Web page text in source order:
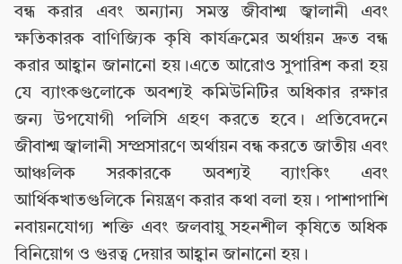
বন্ধ করার এবং অন্যান্য সমস্ত জীবাশ্ম জ্বালানী এবং
ক্ষতিকারক বাণিজ্যিক কৃষি কার্যক্রমের অর্থায়ন দ্রুত বন্ধ
করার আহ্বান জানানো হয়।এতে আরোও সুপারিশ করা হয়
যে ব্যাংকগুলোকে অবশ্যই কমিউনিটির অধিকার রক্ষার
জন্য উপযোগী পলিসি গ্রহণ করতে হবে। প্রতিবেদনে
জীবাশ্ম জ্বালানী সম্প্রসারণে অর্থায়ন বন্ধ করতে জাতীয় এবং
আঞ্চলিক সরকারকে অবশ্যই ব্যাংকিং এবং
আর্থিকখাতগুলিকে নিয়ন্ত্রণ করার কথা বলা হয়। পাশাপাশি
নবায়নযোগ্য শক্তি এবং জলবায়ু সহনশীল কৃষিতে অধিক
বিনিয়োগ ও গুরত্ব দেয়ার আহ্বান জানানো হয়।